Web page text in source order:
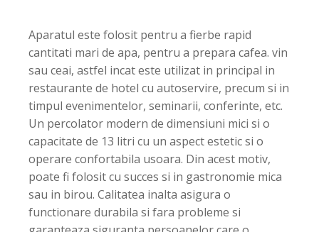
Aparatul este folosit pentru a fierbe rapid
cantitati mari de apa, pentru a prepara cafea. vin
sau ceai, astfel incat este utilizat in principal in
restaurante de hotel cu autoservire, precum si in
timpul evenimentelor, seminarii, conferinte, etc.
Un percolator modern de dimensiuni mici si o
capacitate de 13 litri cu un aspect estetic si o
operare confortabila usoara. Din acest motiv,
poate fi folosit cu succes si in gastronomie mica
sau in birou. Calitatea inalta asigura o
functionare durabila si fara probleme si